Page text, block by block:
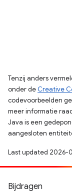
Tenzij anders
onder de Creative
codevoorbeelden
meer informatie
Java is een
aangesloten
Last updated 2026-
Bijdragen